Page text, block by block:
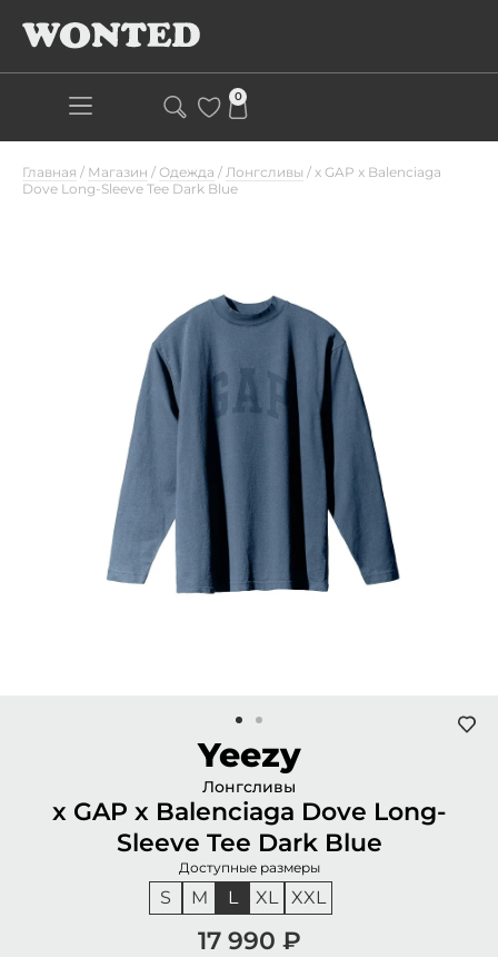
0
Главная / Магазин / Одежда / Лонгсливы / x GAP x Balenciaga
Dove Long-Sleeve Tee Dark Blue
Yeezy
Лонгсливы
x GAP x Balenciaga Dove Long-
Sleeve Tee Dark Blue
Доступные размеры
S M L XL XXL
17 990 ₽